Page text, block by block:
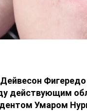
действующим
Умаром